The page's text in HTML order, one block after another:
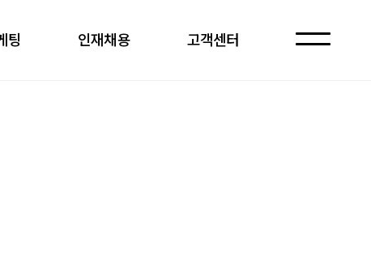
자주 묻는 질문
팅 인재채용 고객센터